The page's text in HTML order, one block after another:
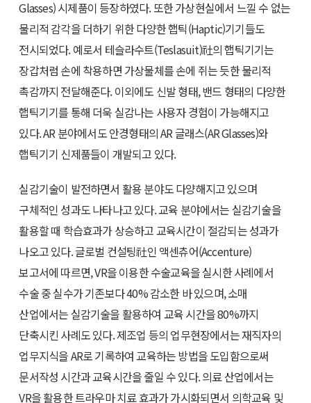
Glasses) 시제품이 등장하였다. 또한 가상현실에서 느낄 수 없는
물리적 감각을 더하기 위한 다양한 햅틱(Haptic)기기들도
전시되었다. 예로서 테슬라수트(Teslasuit)社의 햅틱기기는
장갑처럼 손에 착용하면 가상물체를 손에 쥐는 듯한 물리적
촉감까지 전달해준다. 이외에도 신발 형태, 밴드 형태의 다양한
햅틱기기를 통해 더욱 실감나는 사용자 경험이 가능해지고
있다. AR 분야에서도 안경형태의 AR 글래스(AR Glasses)와
햅틱기기 신제품들이 개발되고 있다.
실감기술이 발전하면서 활용 분야도 다양해지고 있으며
구체적인 성과도 나타나고 있다. 교육 분야에서는 실감기술을
활용할 때 학습효과가 상승하고 교육시간이 절감되는 성과가
나오고 있다. 글로벌 컨설팅社인 액센츄어(Accenture)
보고서에 따르면, VR을 이용한 수술교육을 실시한 사례에서
수술 중 실수가 기존보다 40% 감소한 바 있으며, 소매
산업에서는 실감기술을 활용하여 교육 시간을 80%까지
단축시킨 사례도 있다. 제조업 등의 업무현장에서는 재직자의
업무지식을 AR로 기록하여 교육하는 방법을 도입함으로써
문서작성 시간과 교육시간을 줄일 수 있다. 의료 산업에서는
VR을 활용한 트라우마 치료 효과가 가시화되면서 의학교육 및